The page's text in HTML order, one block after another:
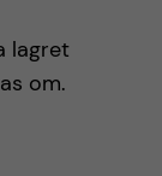
lagret
om.